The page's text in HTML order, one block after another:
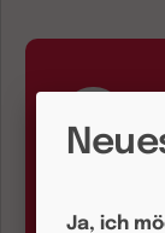
Ja, ich